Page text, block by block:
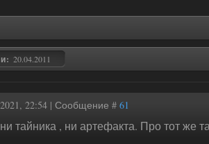
20.04.2011
22:54 | Сообщение # 61
тайника , ни артефакта. Про тот же